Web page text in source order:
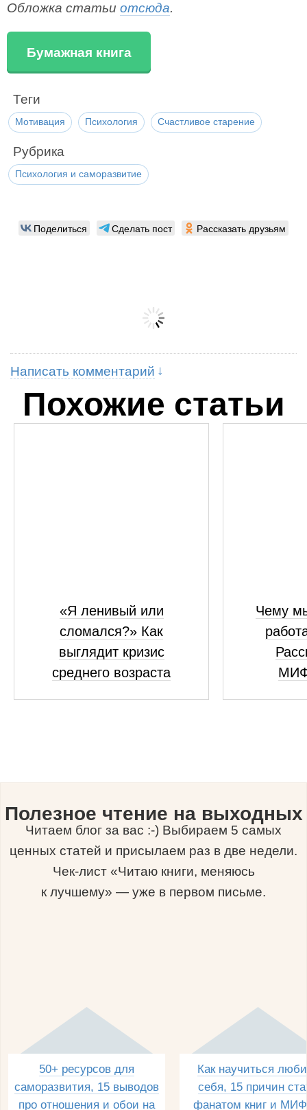
Обложка статьи отсюда.
Бумажная книга
Теги
Мотивация Психология Счастливое старение
Рубрика
Психология и саморазвитие
Поделиться Сделать пост Рассказать друзьям
Написать комментарий
Похожие статьи
«Я ленивый или
сломался?» Как
выглядит кризис
среднего возраста
Чему
Полезное чтение на выходных
Читаем блог за вас :-) Выбираем 5 самых
ценных статей и присылаем раз в две недели.
Чек-лист «Читаю книги, меняюсь
к лучшему» — уже в первом письме.
50+ ресурсов для
саморазвития, 15 выводов
про отношения и обои на
Как научиться
себя, 15 причин
фанатом книг и